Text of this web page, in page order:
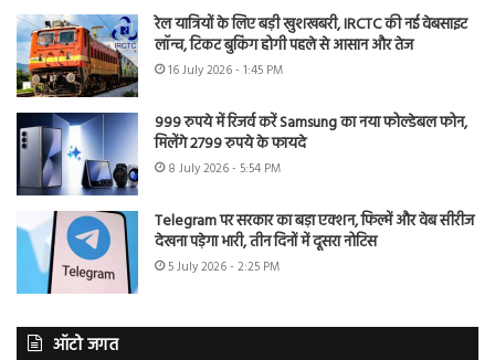
रेल यात्रियों के लिए बड़ी खुशखबरी, IRCTC की नई वेबसाइट
लॉन्च, टिकट बुकिंग होगी पहले से आसान और तेज
16 July 2026 - 1:45 PM
999 रुपये में रिजर्व करें Samsung का नया फोल्डेबल फोन,
मिलेंगे 2799 रुपये के फायदे
8 July 2026 - 5:54 PM
Telegram पर सरकार का बड़ा एक्शन, फिल्में और वेब सीरीज
देखना पड़ेगा भारी, तीन दिनों में दूसरा नोटिस
5 July 2026 - 2:25 PM
ऑटो जगत